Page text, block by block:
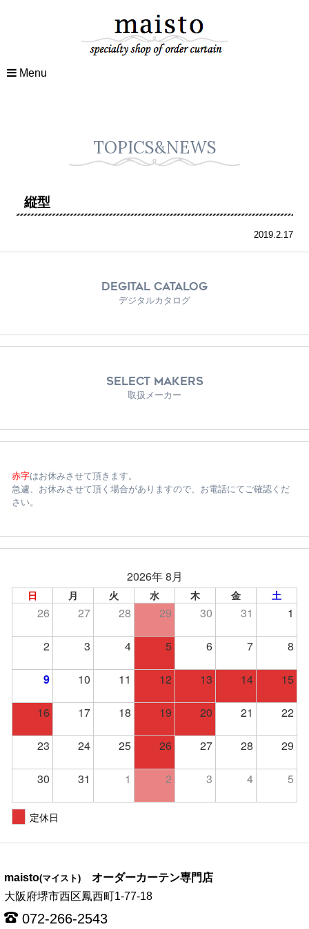
Menu
TOPICS&NEWS
縦型
2019.2.17
DEGITAL CATALOG
デジタルカタログ
SELECT MAKERS
取扱メーカー
赤字はお休みさせて頂きます。
急遽、お休みさせて頂く場合がありますので、お電話にてご確認くだ
さい。
2026年 8月
日 月 火 水 木 金 土
26 27 28 29 30 31 1
2 3 4 5 6 7 8
9 10 11 12 13 14 15
16 17 18 19 20 21 22
23 24 25 26 27 28 29
30 31 1 2 3 4 5
定休日
maisto(マイスト) オーダーカーテン専門店
大阪府堺市西区鳳西町1-77-18
072-266-2543